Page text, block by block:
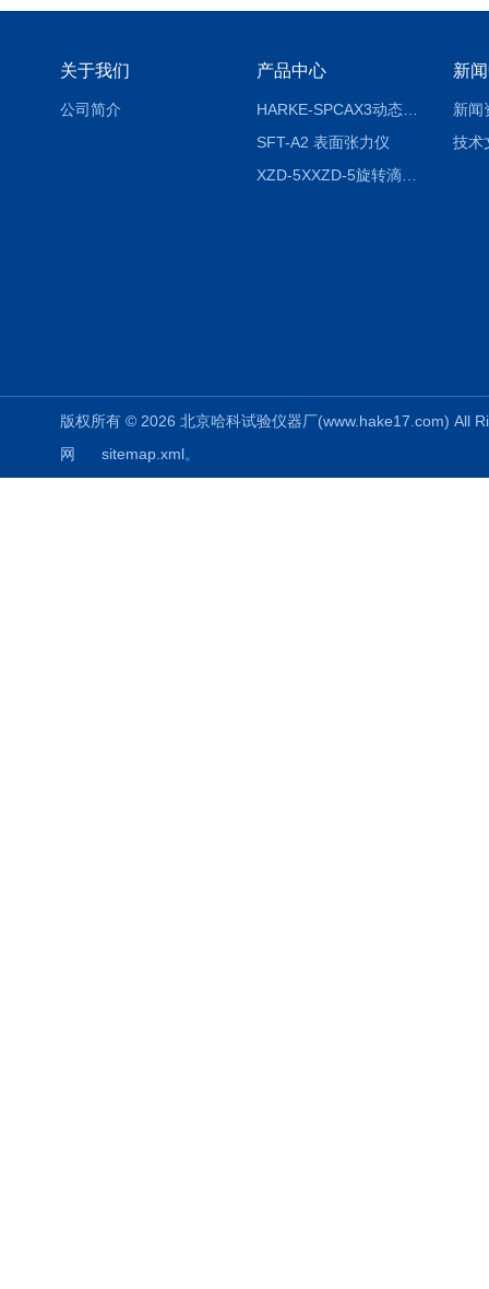
关于我们
公司简介
产品中心
HARKE-SPCAX3动态接触角测定仪系列
SFT-A2 表面张力仪
XZD-5XXZD-5旋转滴超低界面张力仪
新
新闻
技术
版权所有 © 2026 北京哈科试验仪器厂(www.hake17.com)
网
sitemap.xml。